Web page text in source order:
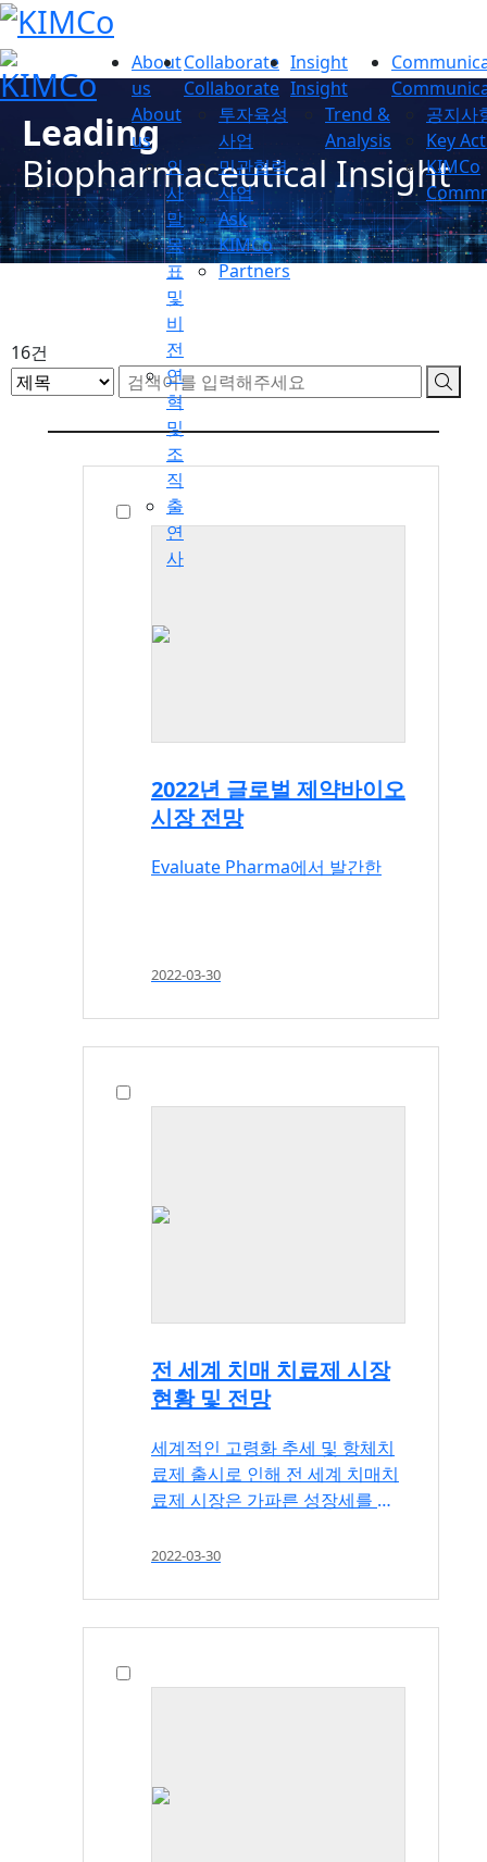
About
us
About
us
인
사
말
목
표
및
비
전
연
혁
및
조
직
출
연
사
Collaborate
Collaborate
투자육성
사업
민관협력
사업
Ask
KIMCo
Partners
Insight
Insight
Trend &
Analysis
공지사
Key
KIMCo
Leading
Biopharmaceutical Insight
16건
2022년 글로벌 제약바이오
시장 전망
Evaluate Pharma에서 발간한
2022-03-30
전 세계 치매 치료제 시장
현황 및 전망
세계적인 고령화 추세 및 항체치
료제 출시로 인해 전 세계 치매치
료제 시장은 가파른 성장세를 이
공확률을 극복하기 위한 기초연
2022-03-30